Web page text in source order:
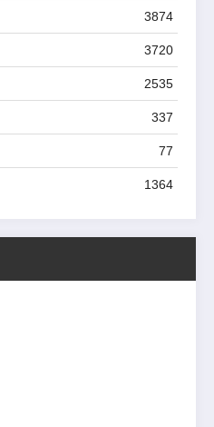
3874
3720
2535
337
77
1364